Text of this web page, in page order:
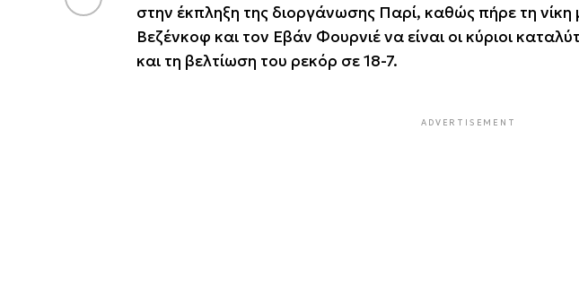
στην έκπληξη της διοργάνωσης Παρί, καθώς πήρε τη
Βεζένκοφ και τον Εβάν Φουρνιέ να είναι οι κύριοι
και τη βελτίωση του ρεκόρ σε 18-7.
ADVERTISEMENT